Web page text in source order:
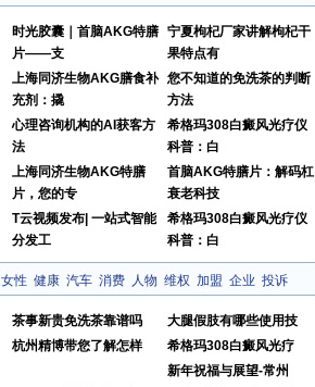
时光胶囊｜首脑AKG特膳
片——支
宁夏枸杞厂家讲解枸杞干
果特点有
上海同济生物AKG膳食补
充剂：撬
您不知道的免洗茶的判断
方法
心理咨询机构的AI获客方
法
希格玛308白癜风光疗仪
科普：白
上海同济生物AKG特膳
片，您的专
首脑AKG特膳片：解码杠
衰老科技
T云视频发布| 一站式智能
分发工
希格玛308白癜风光疗仪
科普：白
女性 健康 汽车 消费 人物 维权 加盟 企业 投诉
茶事新贵免洗茶靠谱吗
大腿假肢有哪些使用技
杭州精博带您了解怎样
希格玛308白癜风光疗
新年祝福与展望-常州